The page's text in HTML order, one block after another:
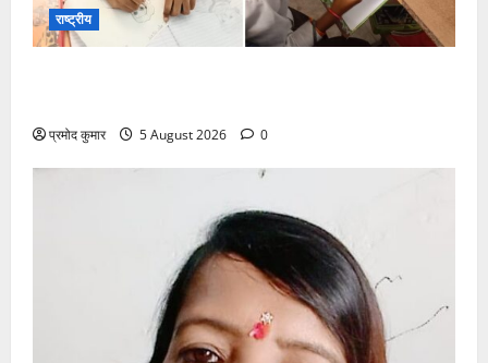
राष्ट्रीय
प्रमोद कुमार 5 August 2026 0